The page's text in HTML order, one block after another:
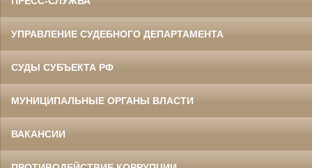
УПРАВЛЕНИЕ СУДЕБНОГО ДЕПАРТАМЕНТА
СУДЫ СУБЪЕКТА РФ
МУНИЦИПАЛЬНЫЕ ОРГАНЫ ВЛАСТИ
ВАКАНСИИ